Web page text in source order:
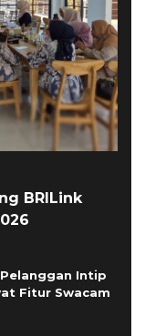
BRILink
Pelanggan Intip
Fitur Swacam